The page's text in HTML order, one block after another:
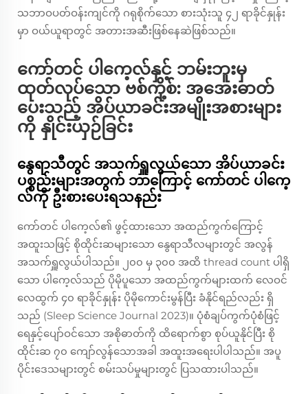
သဘာဝပတ်ဝန်းကျင်ကို ဂရုစိုက်သော စားသုံးသူ ၄၂ ရာခိုင်နှုန်း
မှာ ဝယ်ယူရာတွင် အတားအဆီးဖြစ်နေဆဲဖြစ်သည်။
ကော်တင် ပါကေ့လ်နှင့် ဘမ်းဘူးမှ
ထုတ်လုပ်သော ဗစ်ကို့စ်: အအေးဓာတ်
ပေးသည့် အိပ်ယာခင်းအမျိုးအစားများ
ကို နှိုင်းယှဉ်ခြင်း
နွေရာသီတွင် အသက်ရှူလွယ်သော အိပ်ယာခင်း
ပစ္စည်းများအတွက် ဘာကြောင့် ကော်တင် ပါကေ့
လ်ကို ဦးစားပေးရသနည်း
ကော်တင် ပါကေ့လ်၏ ဖွင့်ထားသော အထည်ကွက်ကြောင့်
အထူးသဖြင့် စိုထိုင်းဆများသော နွေရာသီလများတွင် အလွန်
အသက်ရှူလွယ်ပါသည်။ ၂၀၀ မှ ၃၀၀ အထိ thread count ပါရှိ
သော ပါကေ့လ်သည် ပိုမိုပူသော အထည်ကွက်များထက် လေဝင်
လေထွက် ၄၀ ရာခိုင်နှုန်း ပိုမိုကောင်းမွန်ပြီး ခံနိုင်ရည်လည်း ရှိ
သည် (Sleep Science Journal 2023)။ ပုံစံချပ်ကွက်ပုံစံဖြင့်
ရေနှင့်ပျော်ဝင်သော အစိုဓာတ်ကို ထိရောက်စွာ စုပ်ယူနိုင်ပြီး စို
ထိုင်းဆ ၇၀ ကျော်လွန်သောအခါ အထူးအရေးပါပါသည်။ အပူ
ပိုင်းဒေသများတွင် စမ်းသပ်မှုများတွင် ပြသထားပါသည်။